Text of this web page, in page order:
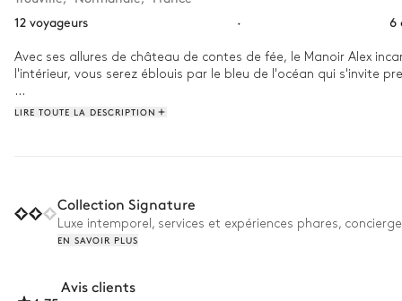
12 voyageurs
· 6
Avec ses allures de château de contes de fée, le Manoir Alex
l'intérieur, vous serez éblouis par le bleu de l'océan qui s'invite
Quel point commun entre le Manoir Alex et le grandiose Opéra
LIRE TOUTE LA DESCRIPTION
Collection Signature
Luxe intemporel, services et expériences phares,
EN SAVOIR PLUS
Avis clients